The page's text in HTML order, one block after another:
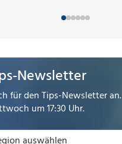
Newsletter
für den Tips-Newsletter an.
um 17:30 Uhr.